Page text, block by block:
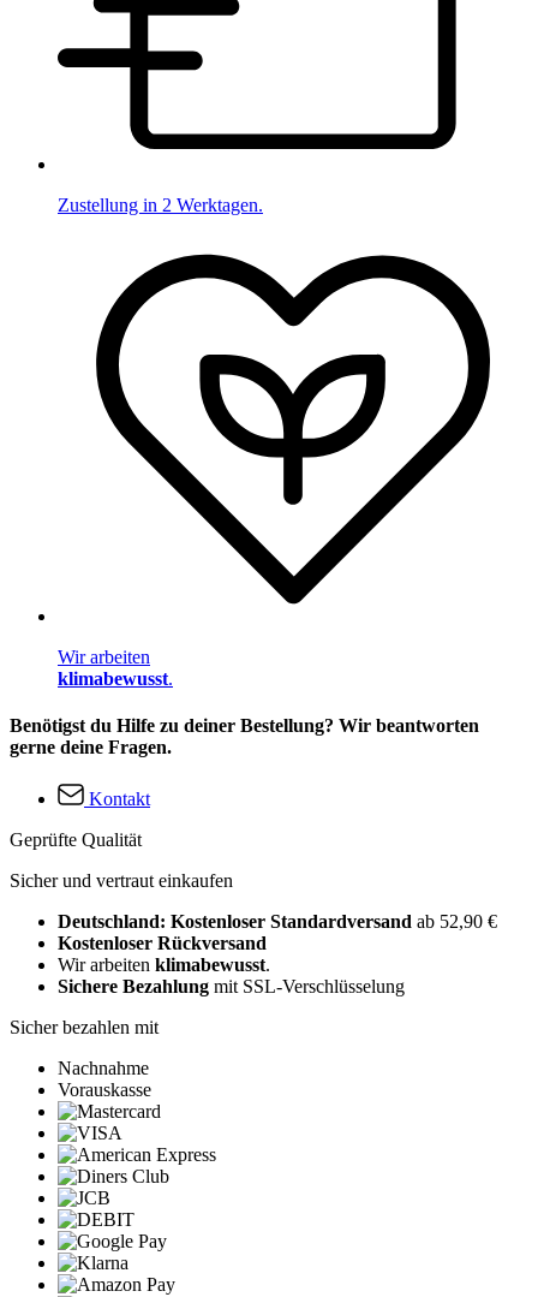
Zustellung in 2 Werktagen.
Wir arbeiten
klimabewusst.
Benötigst du Hilfe zu deiner Bestellung? Wir beantworten
gerne deine Fragen.
Kontakt
Geprüfte Qualität
Sicher und vertraut einkaufen
Deutschland: Kostenloser Standardversand ab 52,90 €
Kostenloser Rückversand
Wir arbeiten klimabewusst.
Sichere Bezahlung mit SSL-Verschlüsselung
Sicher bezahlen mit
Nachnahme
Vorauskasse